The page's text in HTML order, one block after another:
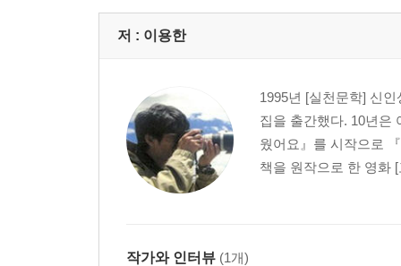
저 : 이용한
1995년 [실천문학] 신
집을 출간했다. 10년은
웠어요』를 시작으로
책을 원작으로 한 영화
작가와 인터뷰 (1개)